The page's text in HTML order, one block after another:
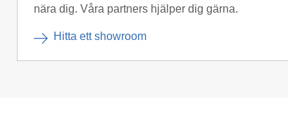
nära dig. Våra partners hjälper dig gärna.
Hitta ett showroom